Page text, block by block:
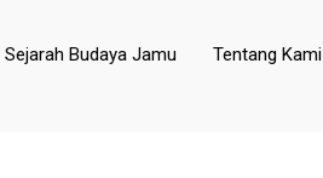
Sejarah Budaya Jamu Tentang Kami